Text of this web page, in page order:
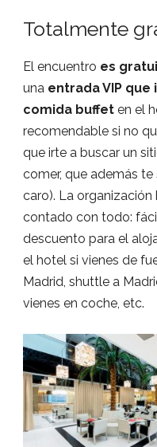
Totalmente
El encuentro es
una entrada VIP que
comida buffet en el
recomendable si no
que irte a buscar un
comer, que además te
caro). La organización
contado con todo:
descuento para el
el hotel si vienes de
Madrid, shuttle a
vienes en coche, etc.